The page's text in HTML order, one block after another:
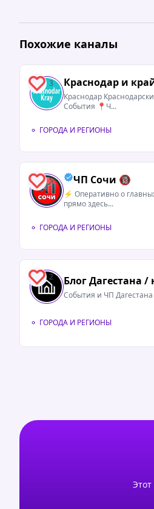
Похожие каналы
3 Краснодар и
Краснодар Краснодарский край
События 📍Ч...
ГОРОДА И РЕГИОНЫ
5 ЧП Сочи 🔞
⚡️ Оперативно о
прямо здесь...
ГОРОДА И РЕГИОНЫ
2 Блог Дагестана /
События и ЧП
ГОРОДА И РЕГИОНЫ